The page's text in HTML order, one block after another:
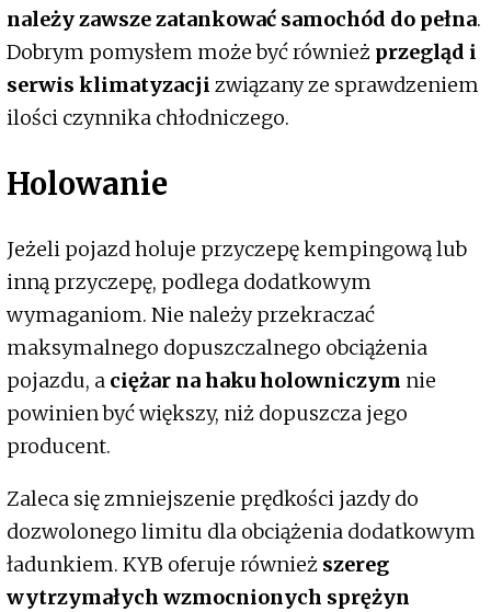
należy zawsze zatankować samochód do pełna.
Dobrym pomysłem może być również przegląd i
serwis klimatyzacji związany ze sprawdzeniem
ilości czynnika chłodniczego.
Holowanie
Jeżeli pojazd holuje przyczepę kempingową lub
inną przyczepę, podlega dodatkowym
wymaganiom. Nie należy przekraczać
maksymalnego dopuszczalnego obciążenia
pojazdu, a ciężar na haku holowniczym nie
powinien być większy, niż dopuszcza jego
producent.
Zaleca się zmniejszenie prędkości jazdy do
dozwolonego limitu dla obciążenia dodatkowym
ładunkiem. KYB oferuje również szereg
wytrzymałych wzmocnionych sprężyn